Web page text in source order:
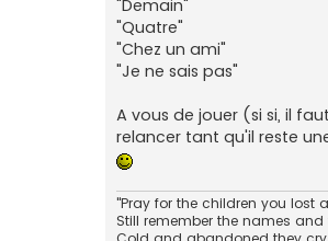
"Demain"
"Quatre"
"Chez un ami"
"Je ne sais pas"
A vous de jouer (si si, il
relancer tant qu'il reste
"Pray for the children you lost
Still remember the names and